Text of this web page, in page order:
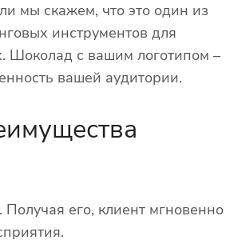
мы скажем, что это один из
инструментов для
Шоколад с вашим логотипом –
вашей аудитории.
его, клиент мгновенно